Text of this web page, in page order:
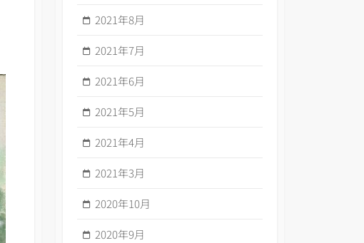
2021年8月
2021年7月
2021年6月
2021年5月
2021年4月
2021年3月
2020年10月
2020年9月